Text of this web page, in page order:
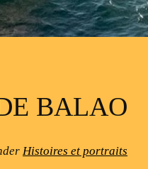
BALAO
Histoires et portraits